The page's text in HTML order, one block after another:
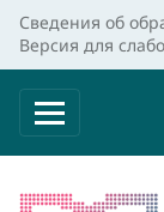
Сведения об
Версия для